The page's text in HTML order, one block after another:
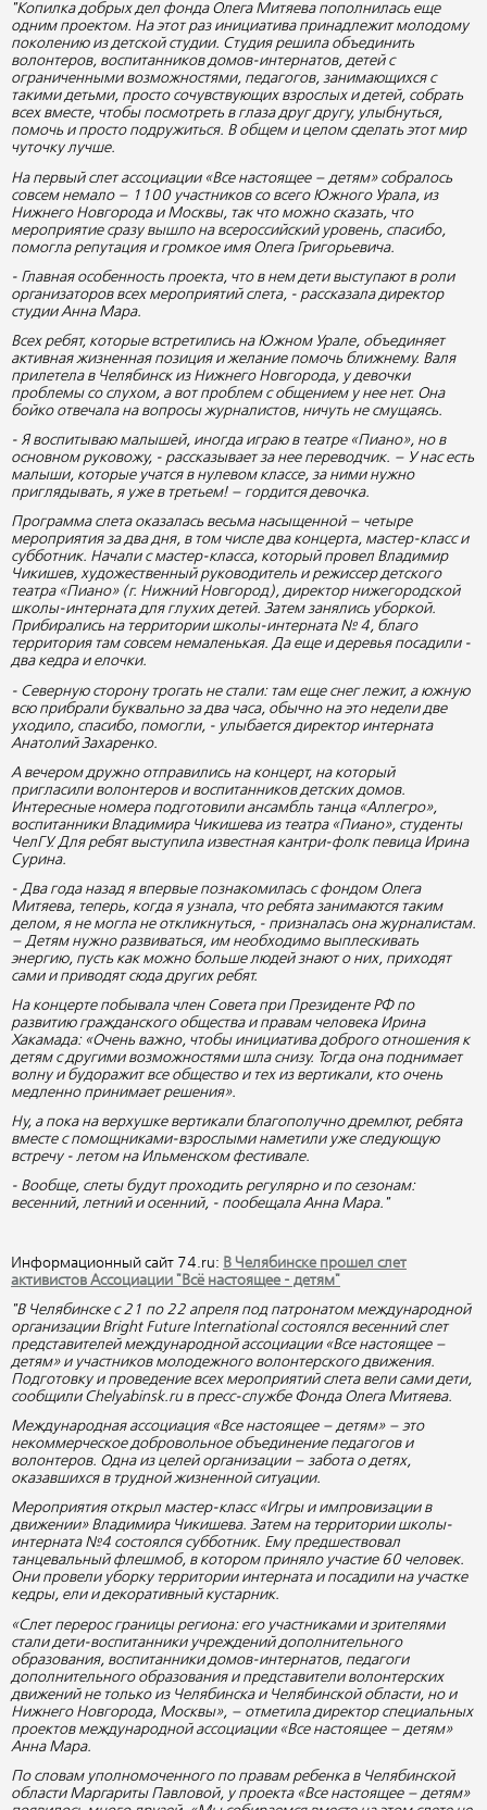
"Копилка добрых дел фонда Олега Митяева пополнилась еще
одним проектом. На этот раз инициатива принадлежит молодому
поколению из детской студии. Студия решила объединить
волонтеров, воспитанников домов-интернатов, детей с
ограниченными возможностями, педагогов, занимающихся с
такими детьми, просто сочувствующих взрослых и детей, собрать
всех вместе, чтобы посмотреть в глаза друг другу, улыбнуться,
помочь и просто подружиться. В общем и целом сделать этот мир
чуточку лучше.
На первый слет ассоциации «Все настоящее – детям» собралось
совсем немало – 1100 участников со всего Южного Урала, из
Нижнего Новгорода и Москвы, так что можно сказать, что
мероприятие сразу вышло на всероссийский уровень, спасибо,
помогла репутация и громкое имя Олега Григорьевича.
- Главная особенность проекта, что в нем дети выступают в роли
организаторов всех мероприятий слета, - рассказала директор
студии Анна Мара.
Всех ребят, которые встретились на Южном Урале, объединяет
активная жизненная позиция и желание помочь ближнему. Валя
прилетела в Челябинск из Нижнего Новгорода, у девочки
проблемы со слухом, а вот проблем с общением у нее нет. Она
бойко отвечала на вопросы журналистов, ничуть не смущаясь.
- Я воспитываю малышей, иногда играю в театре «Пиано», но в
основном руковожу, - рассказывает за нее переводчик. – У нас есть
малыши, которые учатся в нулевом классе, за ними нужно
приглядывать, я уже в третьем! – гордится девочка.
Программа слета оказалась весьма насыщенной – четыре
мероприятия за два дня, в том числе два концерта, мастер-класс и
субботник. Начали с мастер-класса, который провел Владимир
Чикишев, художественный руководитель и режиссер детского
театра «Пиано» (г. Нижний Новгород), директор нижегородской
школы-интерната для глухих детей. Затем занялись уборкой.
Прибирались на территории школы-интерната № 4, благо
территория там совсем немаленькая. Да еще и деревья посадили -
два кедра и елочки.
- Северную сторону трогать не стали: там еще снег лежит, а южную
всю прибрали буквально за два часа, обычно на это недели две
уходило, спасибо, помогли, - улыбается директор интерната
Анатолий Захаренко.
А вечером дружно отправились на концерт, на который
пригласили волонтеров и воспитанников детских домов.
Интересные номера подготовили ансамбль танца «Аллегро»,
воспитанники Владимира Чикишева из театра «Пиано», студенты
ЧелГУ. Для ребят выступила известная кантри-фолк певица Ирина
Сурина.
- Два года назад я впервые познакомилась с фондом Олега
Митяева, теперь, когда я узнала, что ребята занимаются таким
делом, я не могла не откликнуться, - призналась она журналистам.
– Детям нужно развиваться, им необходимо выплескивать
энергию, пусть как можно больше людей знают о них, приходят
сами и приводят сюда других ребят.
На концерте побывала член Совета при Президенте РФ по
развитию гражданского общества и правам человека Ирина
Хакамада: «Очень важно, чтобы инициатива доброго отношения к
детям с другими возможностями шла снизу. Тогда она поднимает
волну и будоражит все общество и тех из вертикали, кто очень
медленно принимает решения».
Ну, а пока на верхушке вертикали благополучно дремлют, ребята
вместе с помощниками-взрослыми наметили уже следующую
встречу - летом на Ильменском фестивале.
- Вообще, слеты будут проходить регулярно и по сезонам:
весенний, летний и осенний, - пообещала Анна Мара."
Информационный сайт 74.ru: В Челябинске прошел слет
активистов Ассоциации "Всё настоящее - детям"
"В Челябинске с 21 по 22 апреля под патронатом международной
организации Bright Future International состоялся весенний слет
представителей международной ассоциации «Все настоящее –
детям» и участников молодежного волонтерского движения.
Подготовку и проведение всех мероприятий слета вели сами дети,
сообщили Chelyabinsk.ru в пресс-службе Фонда Олега Митяева.
Международная ассоциация «Все настоящее – детям» – это
некоммерческое добровольное объединение педагогов и
волонтеров. Одна из целей организации – забота о детях,
оказавшихся в трудной жизненной ситуации.
Мероприятия открыл мастер-класс «Игры и импровизации в
движении» Владимира Чикишева. Затем на территории школы-
интерната №4 состоялся субботник. Ему предшествовал
танцевальный флешмоб, в котором приняло участие 60 человек.
Они провели уборку территории интерната и посадили на участке
кедры, ели и декоративный кустарник.
«Слет перерос границы региона: его участниками и зрителями
стали дети-воспитанники учреждений дополнительного
образования, воспитанники домов-интернатов, педагоги
дополнительного образования и представители волонтерских
движений не только из Челябинска и Челябинской области, но и
Нижнего Новгорода, Москвы», – отметила директор специальных
проектов международной ассоциации «Все настоящее – детям»
Анна Мара.
По словам уполномоченного по правам ребенка в Челябинской
области Маргариты Павловой, у проекта «Все настоящее – детям»